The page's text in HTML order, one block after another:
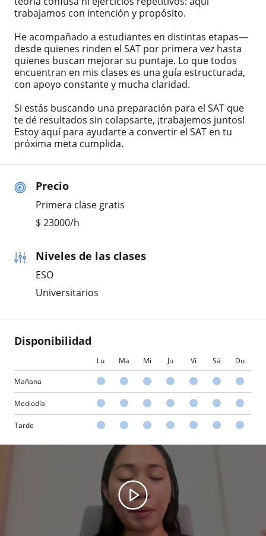
Precio
Primera clase gratis
$ 23000/h
Niveles de las clases
ESO
Universitarios
Disponibilidad
Lu Ma Mi Ju Vi Sá Do
Mañana
Mediodía
Tarde
trabajamos con intención y propósito.
He acompañado a estudiantes en distintas etapas—
desde quienes rinden el SAT por primera vez hasta
quienes buscan mejorar su puntaje. Lo que todos
encuentran en mis clases es una guía estructurada,
con apoyo constante y mucha claridad.
Si estás buscando una preparación para el SAT que
te dé resultados sin colapsarte, ¡trabajemos juntos!
Estoy aquí para ayudarte a convertir el SAT en tu
próxima meta cumplida.